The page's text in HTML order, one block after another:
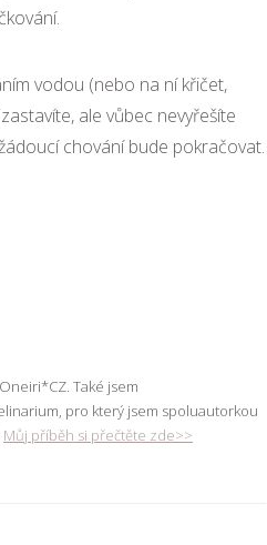
vodou (nebo na ní křičet,
ale vůbec nevyřešíte
chování bude pokračovat.
Také jsem
pro který jsem spoluautorkou
Můj příběh si přečtěte zde>>